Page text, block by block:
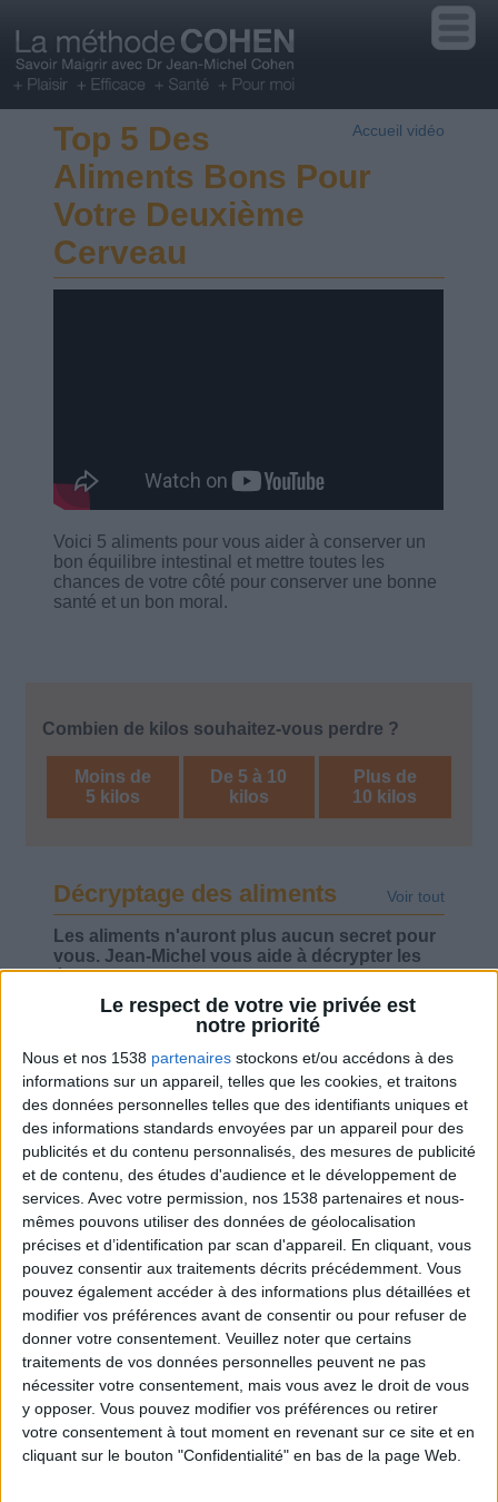
Le respect de votre vie privée est
notre priorité
Nous et nos 1538 partenaires stockons et/ou accédons à des
informations sur un appareil, telles que les cookies, et traitons
des données personnelles telles que des identifiants uniques et
des informations standards envoyées par un appareil pour des
publicités et du contenu personnalisés, des mesures de publicité
et de contenu, des études d'audience et le développement de
services. Avec votre permission, nos 1538 partenaires et nous-
mêmes pouvons utiliser des données de géolocalisation
précises et d’identification par scan d'appareil. En cliquant, vous
pouvez consentir aux traitements décrits précédemment. Vous
pouvez également accéder à des informations plus détaillées et
modifier vos préférences avant de consentir ou pour refuser de
donner votre consentement. Veuillez noter que certains
traitements de vos données personnelles peuvent ne pas
nécessiter votre consentement, mais vous avez le droit de vous
y opposer. Vous pouvez modifier vos préférences ou retirer
votre consentement à tout moment en revenant sur ce site et en
cliquant sur le bouton "Confidentialité" en bas de la page Web.
Accueil vidéo
Top 5 Des
Aliments Bons Pour
Votre Deuxième
Cerveau
Voici 5 aliments pour vous aider à conserver un
bon équilibre intestinal et mettre toutes les
chances de votre côté pour conserver une bonne
santé et un bon moral.
Combien de kilos souhaitez-vous perdre ?
Moins de
5 kilos
De 5 à 10
kilos
Plus de
10 kilos
Décryptage des aliments Voir tout
Les aliments n'auront plus aucun secret pour
vous. Jean-Michel vous aide à décrypter les
étiquettes des produits, pour mieux les choisir
et mieux manger.
La charcuterie, est-ce vraiment raisonnable ?